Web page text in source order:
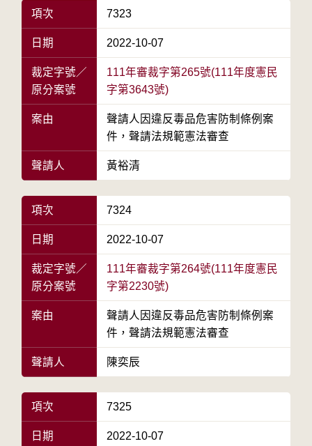
項次 7323
日期 2022-10-07
裁定字號／
原分案號
111年審裁字第265號(111年度憲民
字第3643號)
案由
聲請人因違反毒品危害防制條例案
件，聲請法規範憲法審查
聲請人 黃裕清
項次 7324
日期 2022-10-07
裁定字號／
原分案號
111年審裁字第264號(111年度憲民
字第2230號)
案由
聲請人因違反毒品危害防制條例案
件，聲請法規範憲法審查
聲請人 陳奕辰
項次 7325
日期 2022-10-07